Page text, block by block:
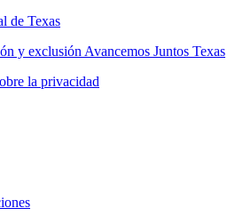
de Texas
y exclusión Avancemos Juntos Texas
la privacidad